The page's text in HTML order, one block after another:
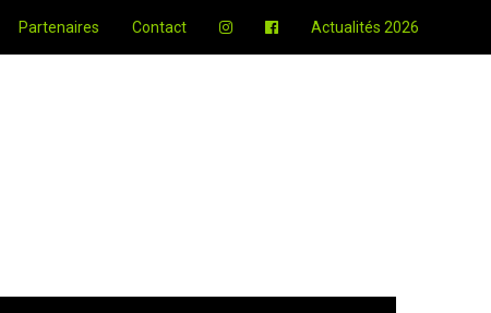
Partenaires Contact Actualités 2026